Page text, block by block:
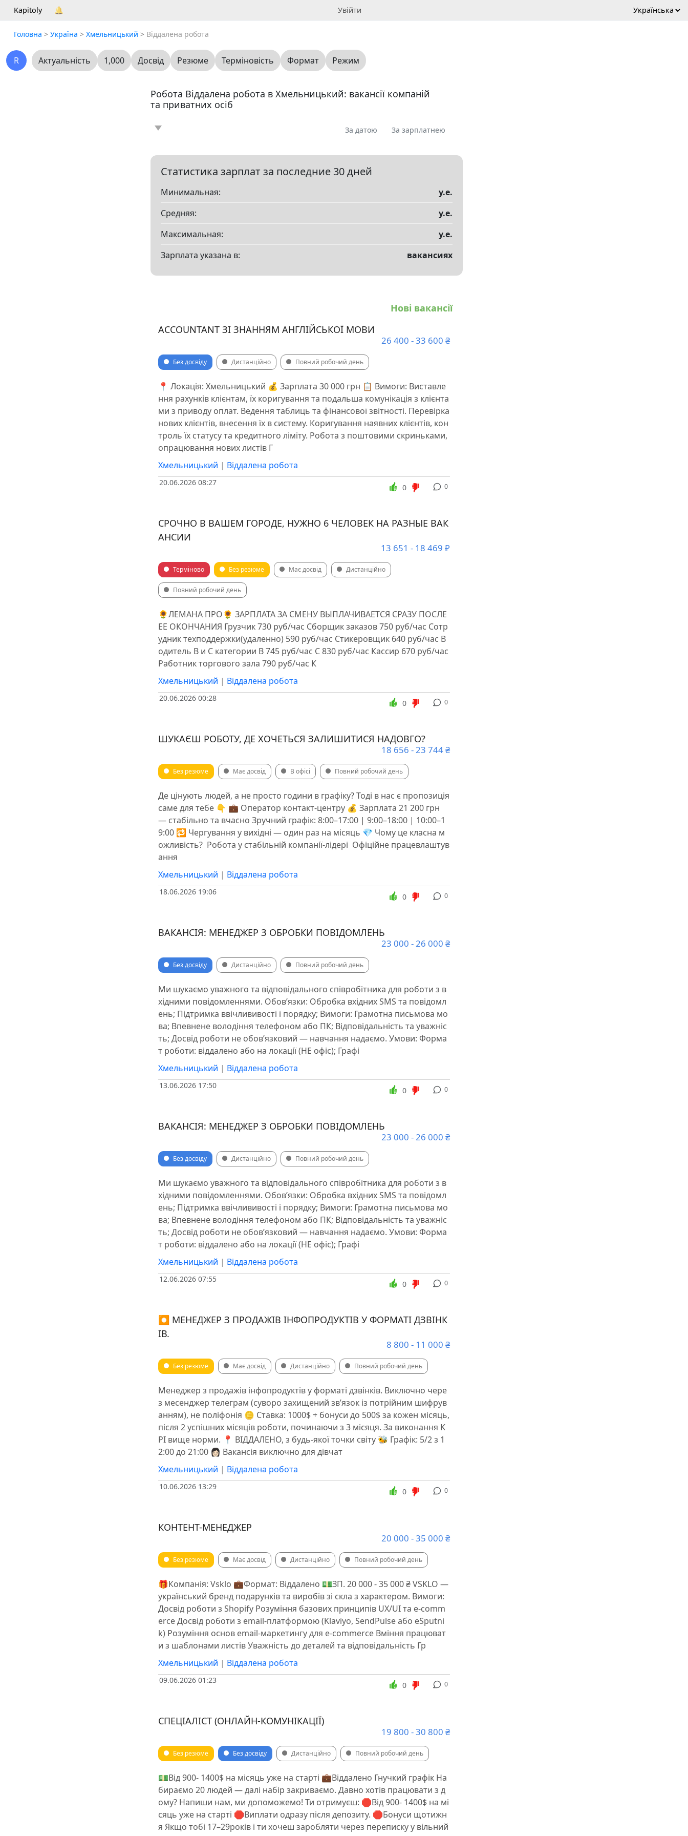
Kapitoly 🔔 Увійти
Головна > Україна > Хмельницький > Віддалена робота
R Актуальність 1,000 Досвід Резюме Терміновість Формат Режим
Робота Віддалена робота в Хмельницький: вакансії компаній
та приватних осіб
Все
Показать все разделы
За датою За зарплатнею
Статистика зарплат за последние 30 дней
Минимальная:
у.е.
Средняя:
у.е.
Максимальная:
у.е.
Зарплата указана в:
вакансиях
Нові вакансії
ACCOUNTANT ЗІ ЗНАННЯМ АНГЛІЙСЬКОЇ МОВИ
26 400 - 33 600 ₴
Без досвіду Дистанційно Повний робочий день
📍 Локація: Хмельницький 💰 Зарплата 30 000 грн 📋 Вимоги: Виставле
ння рахунків клієнтам, їх коригування та подальша комунікація з клієнта
ми з приводу оплат. Ведення таблиць та фінансової звітності. Перевірка
нових клієнтів, внесення їх в систему. Коригування наявних клієнтів, кон
троль їх статусу та кредитного ліміту. Робота з поштовими скриньками,
опрацювання нових листів Г
Хмельницький | Віддалена робота
20.06.2026 08:27 0
0
СРОЧНО В ВАШЕМ ГОРОДЕ, НУЖНО 6 ЧЕЛОВЕК НА РАЗНЫЕ ВАК
АНСИИ
13 651 - 18 469 ₽
Терміново Без резюме Має досвід Дистанційно
Повний робочий день
🌻ЛЕМАНА ПРО🌻 ЗАРПЛАТА ЗА СМЕНУ ВЫПЛАЧИВАЕТСЯ СРАЗУ ПОСЛЕ
ЕЕ ОКОНЧАНИЯ Грузчик 730 руб/час Сборщик заказов 750 руб/час Сотр
удник техподдержки(удаленно) 590 руб/час Стикеровщик 640 руб/час В
одитель B и С категории B 745 руб/час C 830 руб/час Кассир 670 руб/час
Работник торгового зала 790 руб/час К
Хмельницький | Віддалена робота
20.06.2026 00:28 0
0
ШУКАЄШ РОБОТУ, ДЕ ХОЧЕТЬСЯ ЗАЛИШИТИСЯ НАДОВГО?
18 656 - 23 744 ₴
Без резюме Має досвід В офісі Повний робочий день
Де цінують людей, а не просто години в графіку? Тоді в нас є пропозиція
саме для тебе 👇 💼 Оператор контакт-центру 💰 Зарплата 21 200 грн
— стабільно та вчасно Зручний графік: 8:00–17:00 | 9:00–18:00 | 10:00–1
9:00 🔁 Чергування у вихідні — один раз на місяць 💎 Чому це класна м
ожливість? ️ Робота у стабільній компанії-лідері ️ Офіційне працевлаштув
ання ️
Хмельницький | Віддалена робота
18.06.2026 19:06 0
0
ВАКАНСІЯ: МЕНЕДЖЕР З ОБРОБКИ ПОВІДОМЛЕНЬ
23 000 - 26 000 ₴
Без досвіду Дистанційно Повний робочий день
Ми шукаємо уважного та відповідального співробітника для роботи з в
хідними повідомленнями. Обов’язки: Обробка вхідних SMS та повідомл
ень; Підтримка ввічлививості і порядку; Вимоги: Грамотна письмова мо
ва; Впевнене володіння телефоном або ПК; Відповідальність та уважніс
ть; Досвід роботи не обов’язковий — навчання надаємо. Умови: Форма
т роботи: віддалено або на локації (НЕ офіс); Графі
Хмельницький | Віддалена робота
13.06.2026 17:50 0
0
ВАКАНСІЯ: МЕНЕДЖЕР З ОБРОБКИ ПОВІДОМЛЕНЬ
23 000 - 26 000 ₴
Без досвіду Дистанційно Повний робочий день
Ми шукаємо уважного та відповідального співробітника для роботи з в
хідними повідомленнями. Обов’язки: Обробка вхідних SMS та повідомл
ень; Підтримка ввічлививості і порядку; Вимоги: Грамотна письмова мо
ва; Впевнене володіння телефоном або ПК; Відповідальність та уважніс
ть; Досвід роботи не обов’язковий — навчання надаємо. Умови: Форма
т роботи: віддалено або на локації (НЕ офіс); Графі
Хмельницький | Віддалена робота
12.06.2026 07:55 0
0
⏺ МЕНЕДЖЕР З ПРОДАЖІВ ІНФОПРОДУКТІВ У ФОРМАТІ ДЗВІНК
ІВ.
8 800 - 11 000 ₴
Без резюме Має досвід Дистанційно Повний робочий день
Менеджер з продажів інфопродуктів у форматі дзвінків. Виключно чере
з месенджер телеграм (суворо захищений звʼязок із потрійним шифрув
анням), не поліфонія 🪙 Ставка: 1000$ + бонуси до 500$ за кожен місяць,
після 2 успішних місяців роботи, починаючи з 3 місяця. За виконання K
PI вище норми. 📍 ВІДДАЛЕНО, з будь-якої точки світу 🐝 Графік: 5/2 з 1
2:00 до 21:00 👩🏻 Вакансія виключно для дівчат
Хмельницький | Віддалена робота
10.06.2026 13:29 0
0
КОНТЕНТ-МЕНЕДЖЕР
20 000 - 35 000 ₴
Без резюме Має досвід Дистанційно Повний робочий день
🎁Компанія: Vsklo 💼Формат: Віддалено 💵ЗП. 20 000 - 35 000 ₴ VSKLO —
український бренд подарунків та виробів зі скла з характером. Вимоги:
Досвід роботи з Shopify Розуміння базових принципів UX/UI та e-comm
erce Досвід роботи з email-платформою (Klaviyo, SendPulse або eSputni
k) Розуміння основ email-маркетингу для e-commerce Вміння працюват
и з шаблонами листів Уважність до деталей та відповідальність Гр
Хмельницький | Віддалена робота
09.06.2026 01:23 0
0
СПЕЦІАЛІСТ (ОНЛАЙН-КОМУНІКАЦІЇ)
19 800 - 30 800 ₴
Без резюме Без досвіду Дистанційно Повний робочий день
💵Від 900- 1400$ на місяць уже на старті 💼Віддалено ️Гнучкий графік На
бираємо 20 людей — далі набір закриваємо. Давно хотів працювати з д
ому? Напиши нам, ми допоможемо! Ти отримуєш: 🛑Від 900- 1400$ на мі
сяць уже на старті 🛑Виплати одразу після депозиту. 🛑Бонуси щотижн
я Якщо тобі 17–29років і ти хочеш заробляти через переписку у вільний